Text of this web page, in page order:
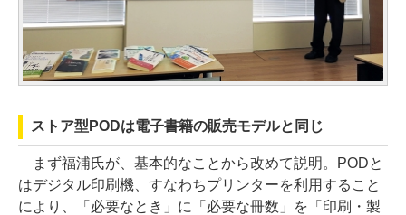
ストア型PODは電子書籍の販売モデルと同じ
まず福浦氏が、基本的なことから改めて説明。PODと
はデジタル印刷機、すなわちプリンターを利用すること
により、「必要なとき」に「必要な冊数」を「印刷・製